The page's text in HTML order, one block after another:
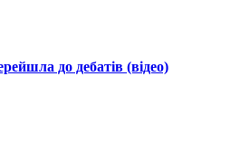
до дебатів (відео)